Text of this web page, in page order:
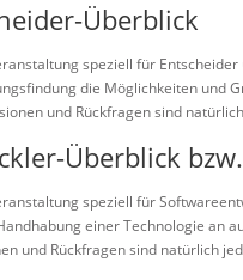
Überblick
speziell für
die Möglichkeiten und
und Rückfragen sind
Überblick
speziell für
einer Technologie an
und Rückfragen sind natürlich